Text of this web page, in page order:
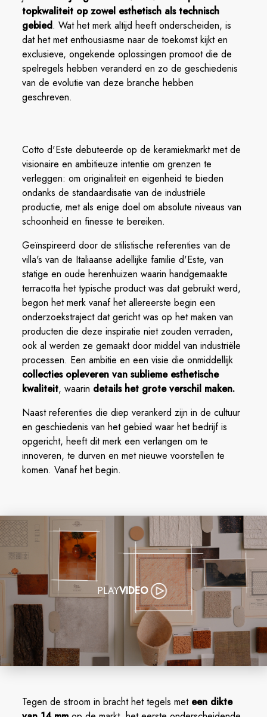
topkwaliteit op zowel esthetisch als technisch
gebied. Wat het merk altijd heeft onderscheiden, is
dat het met enthousiasme naar de toekomst kijkt en
exclusieve, ongekende oplossingen promoot die de
spelregels hebben veranderd en zo de geschiedenis
van de evolutie van deze branche hebben
geschreven.
Cotto d'Este debuteerde op de keramiekmarkt met de
visionaire en ambitieuze intentie om grenzen te
verleggen: om originaliteit en eigenheid te bieden
ondanks de standaardisatie van de industriële
productie, met als enige doel om absolute niveaus van
schoonheid en finesse te bereiken.
Geïnspireerd door de stilistische referenties van de
villa's van de Italiaanse adellijke familie d'Este, van
statige en oude herenhuizen waarin handgemaakte
terracotta het typische product was dat gebruikt werd,
begon het merk vanaf het allereerste begin een
onderzoekstraject dat gericht was op het maken van
producten die deze inspiratie niet zouden verraden,
ook al werden ze gemaakt door middel van industriële
processen. Een ambitie en een visie die onmiddellijk
collecties opleveren van sublieme esthetische
kwaliteit, waarin details het grote verschil maken.
Naast referenties die diep verankerd zijn in de cultuur
en geschiedenis van het gebied waar het bedrijf is
opgericht, heeft dit merk een verlangen om te
innoveren, te durven en met nieuwe voorstellen te
komen. Vanaf het begin.
PLAYVIDEO
Tegen de stroom in bracht het tegels met een dikte